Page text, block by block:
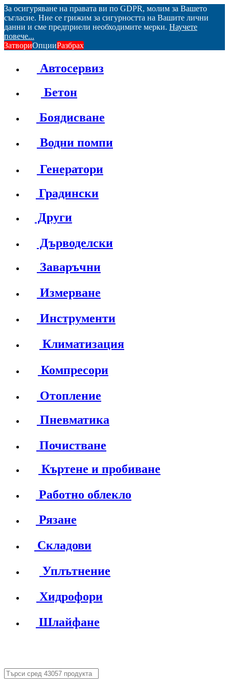
За осигуряване на правата ви по GDPR, молим за Вашето
съгласие. Ние се грижим за сигурността на Вашите лични
данни и сме предприели необходимите мерки. Научете
повече...
ЗатвориОпцииРазбрах
Автосервиз
Бетон
Боядисване
Водни помпи
Генератори
Градински
Други
Дърводелски
Заваръчни
Измерване
Инструменти
Климатизация
Компресори
Отопление
Пневматика
Почистване
Къртене и пробиване
Работно облекло
Рязане
Складови
Уплътнение
Хидрофори
Шлайфане